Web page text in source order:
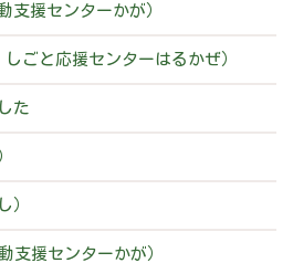
支援センターかが）
ごと応援センターはるかぜ）
た
）
援センターかが）